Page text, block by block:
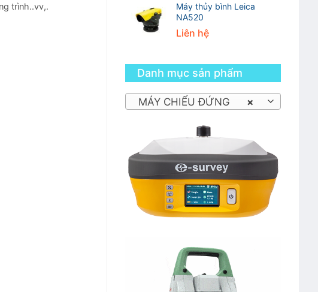
Máy thủy bình Leica
NA520
Liên hệ
Danh mục sản phẩm
×
MÁY CHIẾU ĐỨNG
trình..vv,.